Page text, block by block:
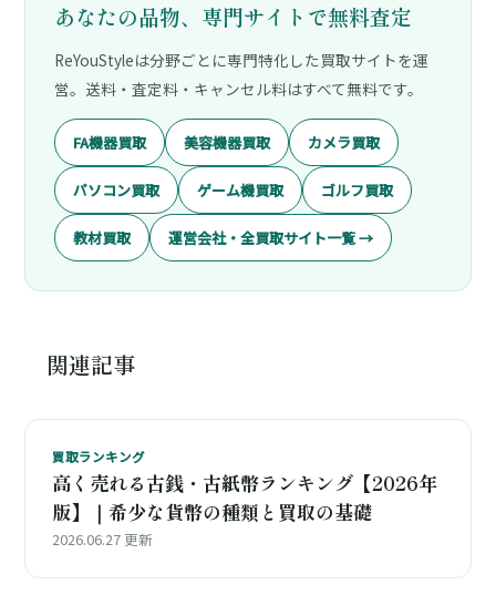
あなたの品物、専門サイトで無料査定
ReYouStyleは分野ごとに専門特化した買取サイトを運
営。送料・査定料・キャンセル料はすべて無料です。
FA機器買取 美容機器買取 カメラ買取
パソコン買取 ゲーム機買取 ゴルフ買取
教材買取 運営会社・全買取サイト一覧 →
関連記事
買取ランキング
高く売れる古銭・古紙幣ランキング【2026年
版】｜希少な貨幣の種類と買取の基礎
2026.06.27 更新